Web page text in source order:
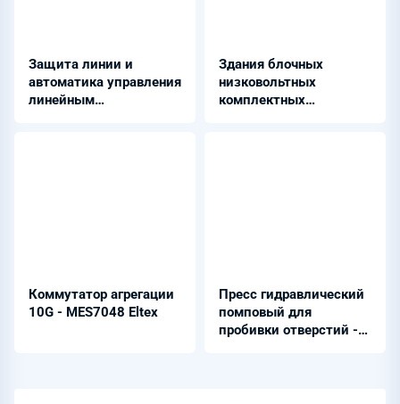
Защита линии и
автоматика управления
линейным
Здания блочных
низковольтных
комплектных
Коммутатор агрегации
10G - MES7048 Eltex
Пресс гидравлический
помповый для
пробивки отверстий -